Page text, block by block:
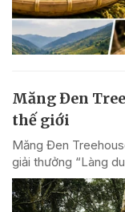
Măng Đen
thế giới
Măng Đen
giải thưởng “Làng